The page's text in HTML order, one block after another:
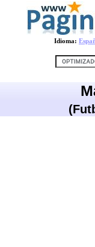
Idioma: